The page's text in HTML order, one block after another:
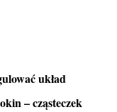
układ
– cząsteczek